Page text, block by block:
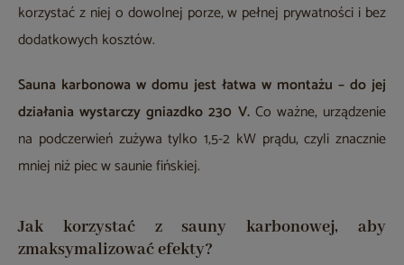
korzystać z niej o dowolnej porze, w pełnej prywatności i bez
dodatkowych kosztów.
Sauna karbonowa w domu jest łatwa w montażu – do jej
działania wystarczy gniazdko 230 V. Co ważne, urządzenie
na podczerwień zużywa tylko 1,5-2 kW prądu, czyli znacznie
mniej niż piec w saunie fińskiej.
Jak korzystać z sauny karbonowej, aby
zmaksymalizować efekty?